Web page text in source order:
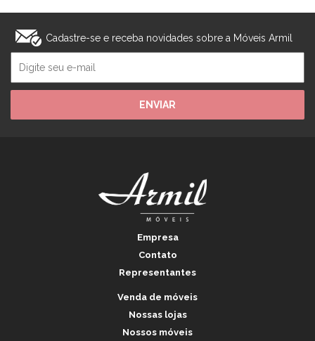
Cadastre-se e receba novidades sobre a Móveis Armil
ENVIAR
Empresa
Contato
Representantes
Venda de móveis
Nossas lojas
Nossos móveis